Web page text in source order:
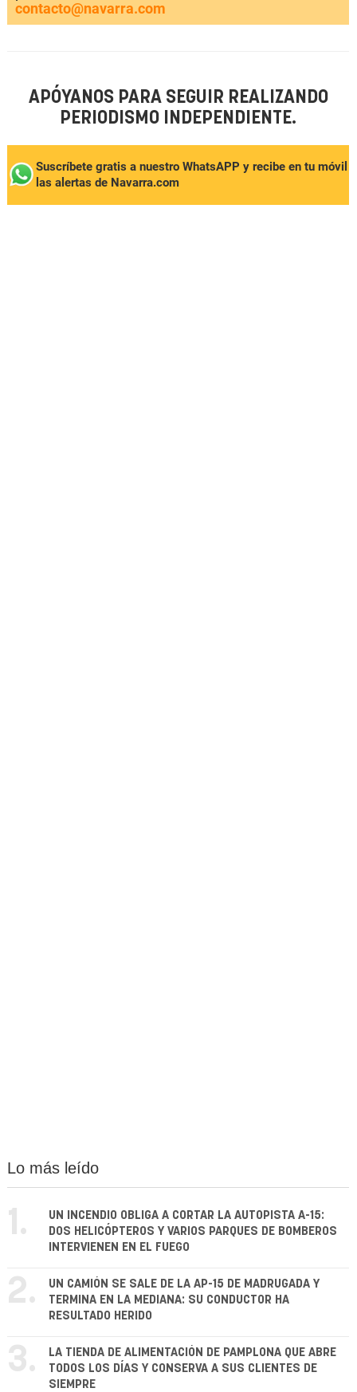
contacto@navarra.com
APÓYANOS PARA SEGUIR REALIZANDO
PERIODISMO INDEPENDIENTE.
Suscríbete gratis a nuestro WhatsAPP y recibe en tu móvil
las alertas de Navarra.com
Lo más leído
1.
UN INCENDIO OBLIGA A CORTAR LA AUTOPISTA A-15:
DOS HELICÓPTEROS Y VARIOS PARQUES DE BOMBEROS
INTERVIENEN EN EL FUEGO
2.
UN CAMIÓN SE SALE DE LA AP-15 DE MADRUGADA Y
TERMINA EN LA MEDIANA: SU CONDUCTOR HA
RESULTADO HERIDO
3.
LA TIENDA DE ALIMENTACIÓN DE PAMPLONA QUE ABRE
TODOS LOS DÍAS Y CONSERVA A SUS CLIENTES DE
SIEMPRE